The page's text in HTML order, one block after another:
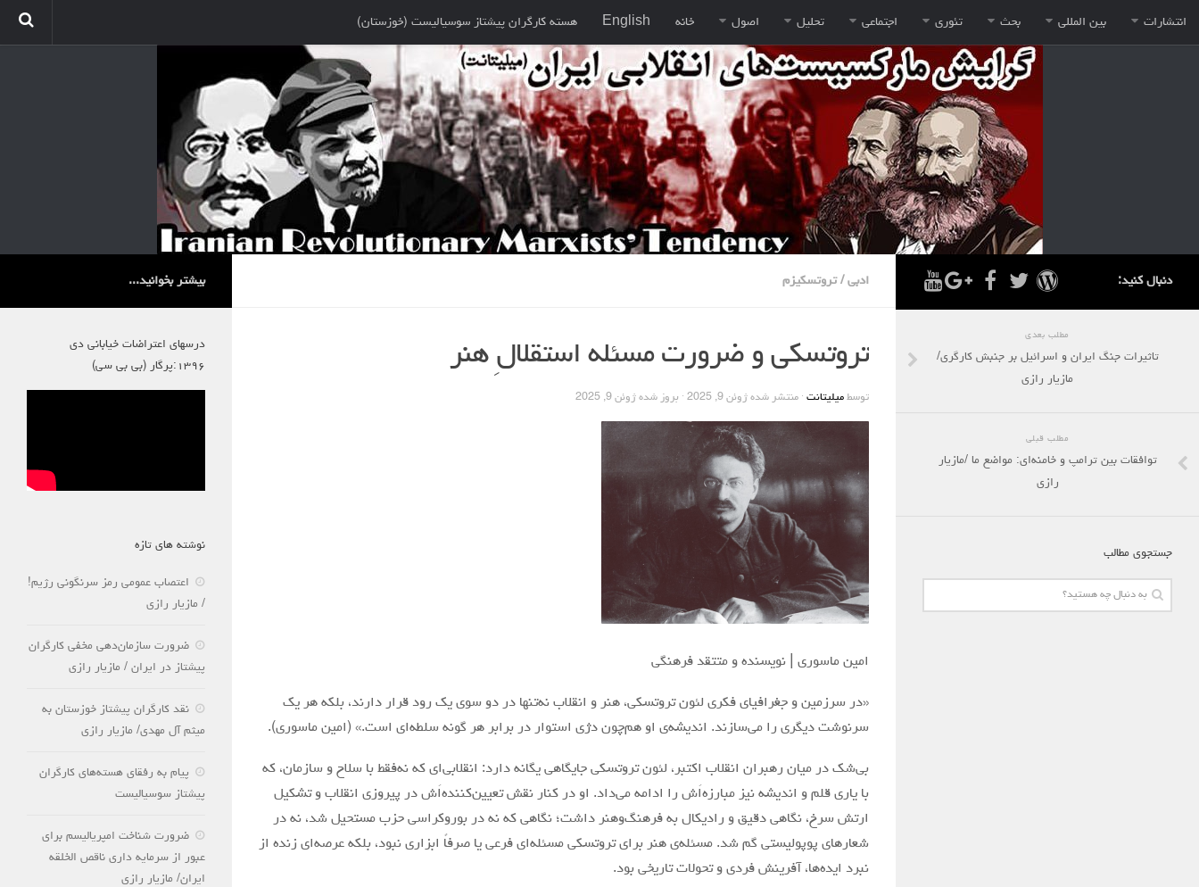
انتشارات بین المللی بحث تئوری اجتماعی تحلیل اصول خانه English هسته کارگران پيشتاز سوسياليست (خوزستان)
ادبی / تروتسکیزم
تروتسکی و ضرورت مسئله استقلالِ هنر
توسط میلیتانت · منتشر شده ژوئن 9, 2025 · بروز شده ژوئن 9, 2025
امین ماسوری | نویسنده و متتقد فرهنگی
«در سرزمین و جغرافیای فکری لئون تروتسکی، هنر و انقلاب نه‌تنها در دو سوی یک رود قرار دارند، بلکه هر یک
سرنوشت دیگری را می‌سازند. اندیشه‌ی او هم‌چون دژی استوار در برابر هر گونه سلطه‌ای است.» (امین ماسوری).
بی‌شک در میان رهبران انقلاب اکتبر، لئون تروتسکی جایگاهی یگانه دارد: انقلابی‌ای که نه‌فقط با سلاح و سازمان، که
با یاری قلم و اندیشه نیز مبارزه‌اَش را ادامه می‌داد. او در کنار نقش تعیین‌کننده‌اَش در پیروزی انقلاب و تشکیل
ارتش سرخ، نگاهی دقیق و رادیکال به فرهنگ‌و‌هنر داشت؛ نگاهی که نه در بوروکراسی حزب مستحیل شد، نه در
شعارهای پوپولیستی گم شد. مسئله‌ی هنر برای تروتسکی مسئله‌ای فرعی یا صرفاً ابزاری نبود، بلکه عرصه‌ای زنده از
نبرد ایده‌ها، آفرینش فردی و تحولات تاریخی بود.
دنبال کنید:
مطلب بعدی
تاثیرات جنگ ایران و اسرائیل بر جنبش کارگری/
مازیار رازی
مطلب قبلی
توافقات بین ترامپ و خامنه‌ای: مواضع ما /مازیار
رازی
جستجوی مطالب
بیشتر بخوانید...
درسهای اعتراضات خیابانی دی
۱۳۹۶:پرگار (بی بی سی)
نوشته های تازه
اعتصاب عمومی رمز سرنگونی رژیم!
/ مازیار رازی
ضرورت سازمان‌دهی مخفی کارگران
پیشتاز در ایران / مازیار رازی
نقد کارگران پیشتاز خوزستان به
میثم آل مهدی/ مازیار رازی
پیام به رفقای هسته‌های کارگران
پیشتاز سوسیالیست
ضرورت شناخت امپریالیسم برای
عبور از سرمایه داری ناقص الخلقه
ایران/ مازیار رازی